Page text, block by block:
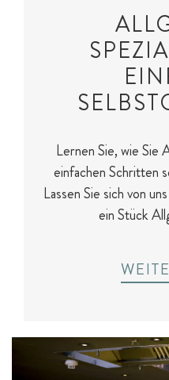
Lernen Sie, wie Sie
einfachen Schritten
Lassen Sie sich von
ein Stück
Outdoor-Sport &
Spa für Mama & Papa
Fitness & Yoga